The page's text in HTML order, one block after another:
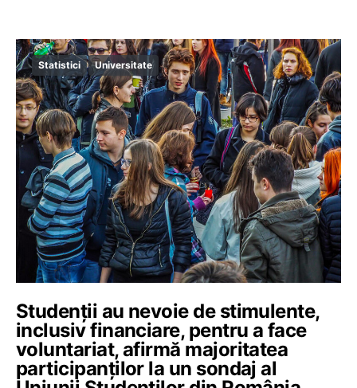
Statistici Universitate
Studenții au nevoie de stimulente,
inclusiv financiare, pentru a face
voluntariat, afirmă majoritatea
participanților la un sondaj al